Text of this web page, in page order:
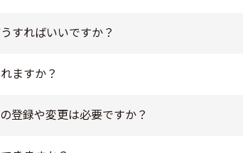
すればいいですか？
ますか？
登録や変更は必要ですか？